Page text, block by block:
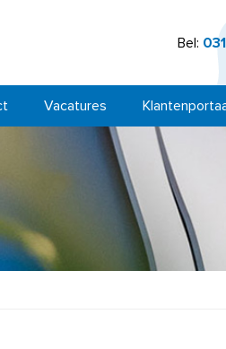
Bel:
Vacatures